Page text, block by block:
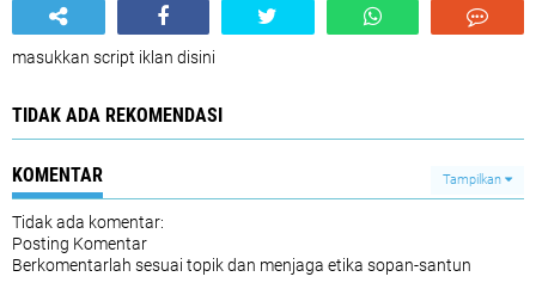
masukkan script iklan disini
TIDAK ADA REKOMENDASI
KOMENTAR Tampilkan
Tidak ada komentar:
Posting Komentar
Berkomentarlah sesuai topik dan menjaga etika sopan-santun